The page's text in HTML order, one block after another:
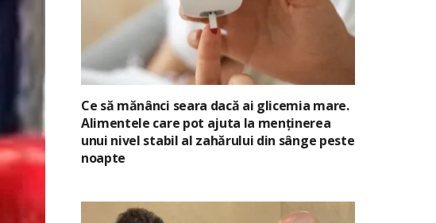
Ce să mănânci seara dacă ai glicemia mare.
Alimentele care pot ajuta la menținerea
unui nivel stabil al zahărului din sânge peste
noapte